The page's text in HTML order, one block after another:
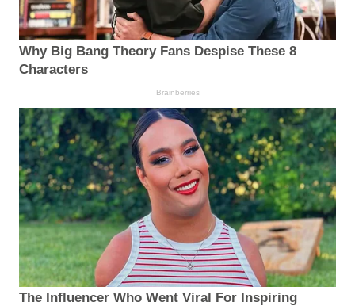
Why Big Bang Theory Fans Despise These 8
Characters
Brainberries
The Influencer Who Went Viral For Inspiring